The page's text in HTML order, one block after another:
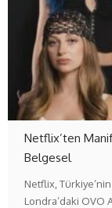
Netflix’ten
Belgesel
Netflix,
Londra’daki